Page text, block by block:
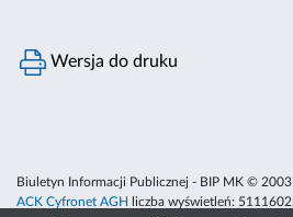
Wersja do druku
Biuletyn Informacji Publicznej - BIP MK ©
ACK Cyfronet AGH
liczba wyświetleń: